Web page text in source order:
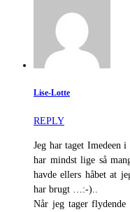
Lise-Lotte
REPLY
Jeg har taget Imedeen
har mindst lige så
havde ellers håbet at
har brugt …:-)..
Når jeg tager